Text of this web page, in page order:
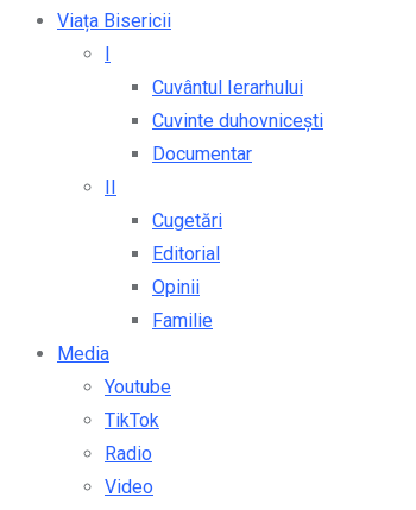
Viața Bisericii
Cuvântul Ierarhului
Cuvinte duhovnicești
Documentar
Cugetări
Editorial
Opinii
Familie
Media
Youtube
TikTok
Radio
Video